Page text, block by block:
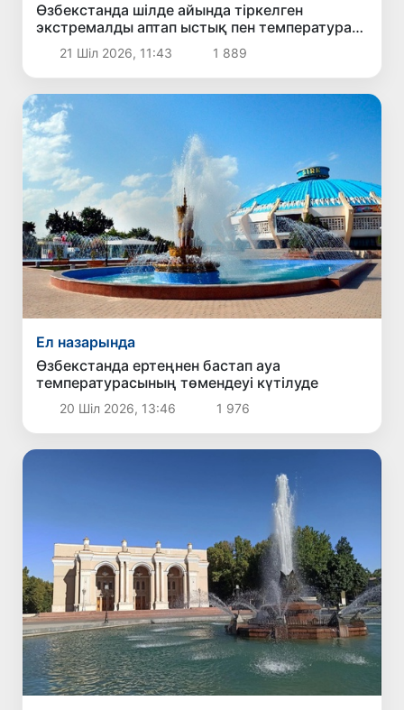
Өзбекстанда шілде айында тіркелген
экстремалды аптап ыстық пен температура
рекордтарының себебі неде?
21 Шіл 2026, 11:43 1 889
Ел назарында
Өзбекстанда ертеңнен бастап ауа
температурасының төмендеуі күтілуде
20 Шіл 2026, 13:46 1 976